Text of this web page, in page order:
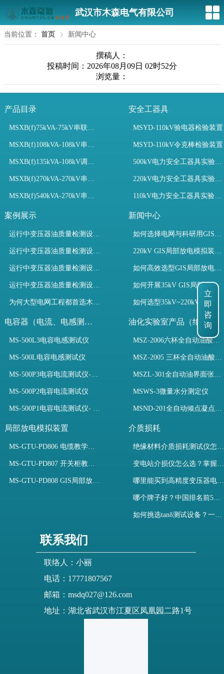
武汉市木森电气有限公司
当前位置： 首页 新闻中心
撰稿人：
投稿时间：2026年08月09日 02时52分
浏览量：
产品目录
MSXB(f)75kVA-75kV串联谐振装置
MSXB(f)108kVA-108kV串联谐振试验装置
MSXB(f)135kVA-108kV调频串联谐振试验装置
MSXB(f)270kVA-270kV串联谐振
MSXB(f)540kVA-270kV串联谐振试验装置
安全工器具
MSYD-110kV验电器检验装置
MSYD-110kV令克棒检验装置
500kV电力安全工器具实验室配置
220kV电力安全工器具实验室配置
110kV电力安全工器具实验室配置
案例展示
运行中变压器油质量检测设备有哪些优势？
运行中变压器油质量检测设备如何维护？
运行中变压器油质量检测设备包括哪些？
运行中变压器油质量检测设备如何选型？
为何大型电网工程都首选木森电气成套电力测试设备？
新闻中心
如何选择电网与科研用GIS局部放电模拟装置？
220kV GIS局部放电模拟装置试验如何开展？
如何高效选型GIS局部放电模拟装置？
如何开展35kV GIS局部放电模拟装置检测试验与选型
如何选型35kV~220kV GIS局部放电模拟装置？
电容器（电流、电感测试）
MS-500L3电容电感测试仪
MS-500L电容电感测试仪
MS-500P3电容电流测试仪-3PT、两种4PT、1PT连接方式
MS-500P2电容电流测试仪
MS-500P1电容电流测试仪- 支持3PT、4PT、1PT
油化实验室产品（绝缘油）
MSZ-2006六杯全自动油酸值测定仪
MSZ-2005 三杯全自动油酸值测定仪
MSZL-301全自动油界面张力仪
MSWS-3微量水分测定仪
MSND-201全自动倾点凝点测试仪
局部放电模拟装置
MS-GTU-PD806 电缆教学用局部放电模拟装置
MS-GTU-PD807 开关柜教学用局部放电模拟装置
MS-GTU-PD808 GIS局部放电模拟系统
介质损耗
绝缘材料介质损耗测试仪怎么选？看木森电气B端定制如何升级测试效率
变电站介损仪怎么选？掌握采购要点-木森电气
哪里能买到高精度变压器电容量及介损测试仪？快速解决选型难题
哪个牌子好？中国排名前5介质损耗测试仪选型对比快速解决测量难题
如何挑选tanδ测试设备？一文掌握高压介质损耗测试仪采购核心
联系我们
联络人：小丽
电话：17771807567
邮箱：msdq027@126.com
地址：湖北省武汉市江夏区凤凰园二路1号
立
即
咨
询